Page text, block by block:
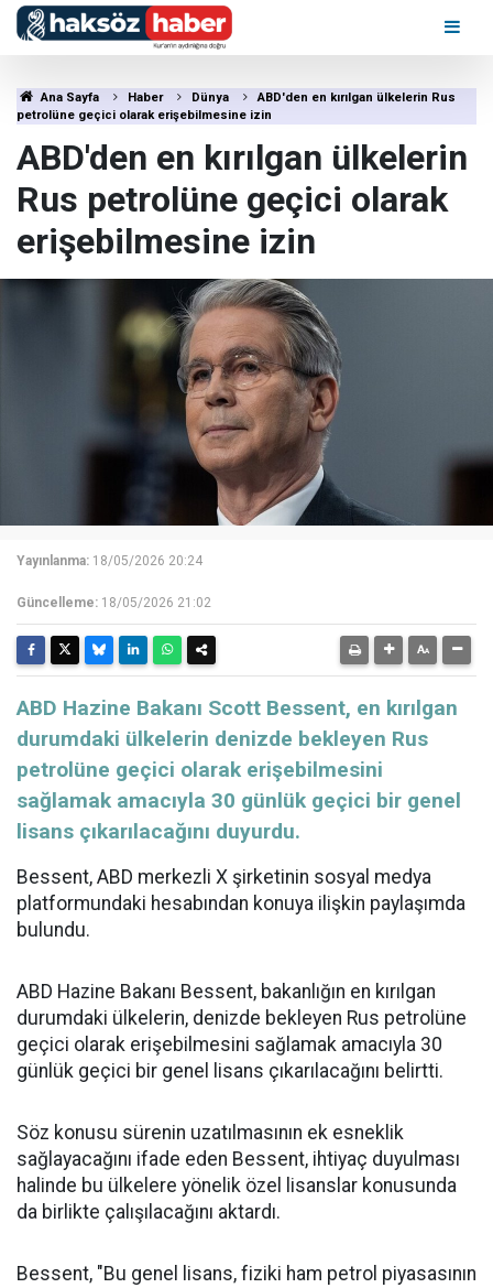
Ana Sayfa Haber Dünya
ABD'den en kırılgan ülkelerin Rus
petrolüne geçici olarak erişebilmesine izin
ABD'den en kırılgan ülkelerin
Rus petrolüne geçici olarak
erişebilmesine izin
Yayınlanma: 18/05/2026 20:24
Güncelleme: 18/05/2026 21:02
ABD Hazine Bakanı Scott Bessent, en kırılgan
durumdaki ülkelerin denizde bekleyen Rus
petrolüne geçici olarak erişebilmesini
sağlamak amacıyla 30 günlük geçici bir genel
lisans çıkarılacağını duyurdu.
Bessent, ABD merkezli X şirketinin sosyal medya
platformundaki hesabından konuya ilişkin paylaşımda
bulundu.
ABD Hazine Bakanı Bessent, bakanlığın en kırılgan
durumdaki ülkelerin, denizde bekleyen Rus petrolüne
geçici olarak erişebilmesini sağlamak amacıyla 30
günlük geçici bir genel lisans çıkarılacağını belirtti.
Söz konusu sürenin uzatılmasının ek esneklik
sağlayacağını ifade eden Bessent, ihtiyaç duyulması
halinde bu ülkelere yönelik özel lisanslar konusunda
da birlikte çalışılacağını aktardı.
Bessent, "Bu genel lisans, fiziki ham petrol piyasasının